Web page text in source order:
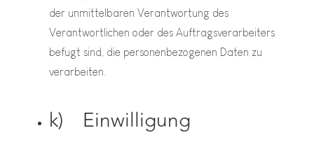
der unmittelbaren Verantwortung des
Verantwortlichen oder des Auftragsverarbeiters
befugt sind, die personenbezogenen Daten zu
verarbeiten.
k) Einwilligung